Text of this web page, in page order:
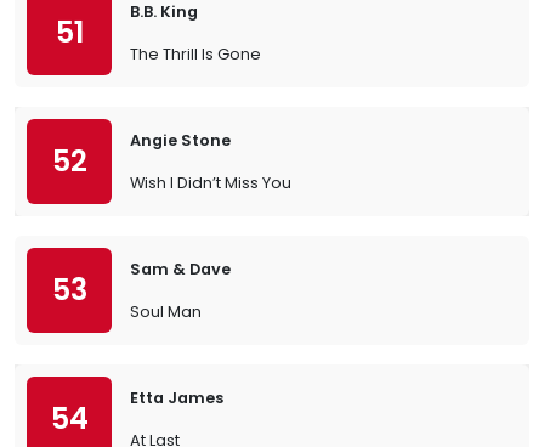
51
B.B. King
The Thrill Is Gone
52
Angie Stone
Wish I Didn’t Miss You
53
Sam & Dave
Soul Man
54
Etta James
At Last